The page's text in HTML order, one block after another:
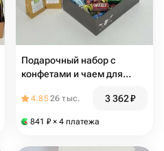
Подарочный набор с
конфетами и чаем для
4.8526 тыс. 3 362₽
841 ₽ × 4 платежа